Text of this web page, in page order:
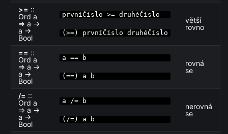
>= ::
Ord a
⇒ a →
a →
Bool
prvníČíslo >= druhéČíslo
(>=) prvníČíslo druhéČíslo
větší
rovno
== ::
Ord a
⇒ a →
a →
Bool
a == b
(==) a b
rovná
se
/= ::
Ord a
⇒ a →
a →
Bool
a /= b
(/=) a b
nerovná
se